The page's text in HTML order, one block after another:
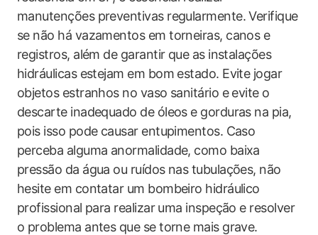
manutenções preventivas regularmente. Verifique
se não há vazamentos em torneiras, canos e
registros, além de garantir que as instalações
hidráulicas estejam em bom estado. Evite jogar
objetos estranhos no vaso sanitário e evite o
descarte inadequado de óleos e gorduras na pia,
pois isso pode causar entupimentos. Caso
perceba alguma anormalidade, como baixa
pressão da água ou ruídos nas tubulações, não
hesite em contatar um bombeiro hidráulico
profissional para realizar uma inspeção e resolver
o problema antes que se torne mais grave.